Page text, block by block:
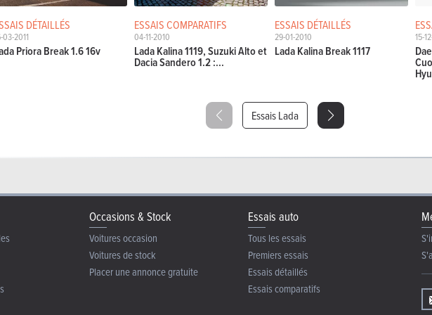
DÉTAILLÉS
03-2011
Priora Break 1.6 16v
ESSAIS COMPARATIFS
04-11-2010
Lada Kalina 1119, Suzuki Alto et
Dacia Sandero 1.2 :...
ESSAIS DÉTAILLÉS
29-01-2010
Lada Kalina Break 1117
15-
Essais Lada
Occasions & Stock
Voitures occasion
Voitures de stock
Placer une annonce gratuite
Essais auto
Tous les essais
Premiers essais
Essais détaillés
Essais comparatifs